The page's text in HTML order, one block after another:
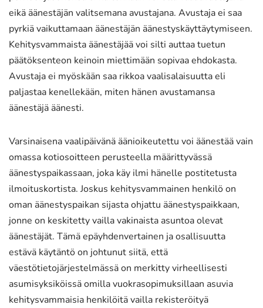
eikä äänestäjän valitsemana avustajana. Avustaja ei saa
pyrkiä vaikuttamaan äänestäjän äänestyskäyttäytymiseen.
Kehitysvammaista äänestäjää voi silti auttaa tuetun
päätöksenteon keinoin miettimään sopivaa ehdokasta.
Avustaja ei myöskään saa rikkoa vaalisalaisuutta eli
paljastaa kenellekään, miten hänen avustamansa
äänestäjä äänesti.
Varsinaisena vaalipäivänä äänioikeutettu voi äänestää vain
omassa kotiosoitteen perusteella määrittyvässä
äänestyspaikassaan, joka käy ilmi hänelle postitetusta
ilmoituskortista. Joskus kehitysvammainen henkilö on
oman äänestyspaikan sijasta ohjattu äänestyspaikkaan,
jonne on keskitetty vailla vakinaista asuntoa olevat
äänestäjät. Tämä epäyhdenvertainen ja osallisuutta
estävä käytäntö on johtunut siitä, että
väestötietojärjestelmässä on merkitty virheellisesti
asumisyksiköissä omilla vuokrasopimuksillaan asuvia
kehitysvammaisia henkilöitä vailla rekisteröityä